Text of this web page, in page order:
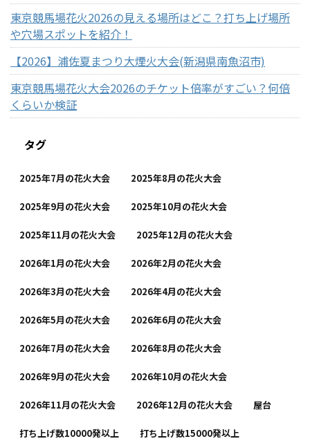
東京競馬場花火2026の見える場所はどこ？打ち上げ場所
や穴場スポットを紹介！
【2026】浦佐夏まつり大煙火大会(新潟県南魚沼市)
東京競馬場花火大会2026のチケット倍率がすごい？何倍
くらいか検証
タグ
2025年7月の花火大会 2025年8月の花火大会
2025年9月の花火大会 2025年10月の花火大会
2025年11月の花火大会 2025年12月の花火大会
2026年1月の花火大会 2026年2月の花火大会
2026年3月の花火大会 2026年4月の花火大会
2026年5月の花火大会 2026年6月の花火大会
2026年7月の花火大会 2026年8月の花火大会
2026年9月の花火大会 2026年10月の花火大会
2026年11月の花火大会 2026年12月の花火大会 屋台
打ち上げ数10000発以上 打ち上げ数15000発以上